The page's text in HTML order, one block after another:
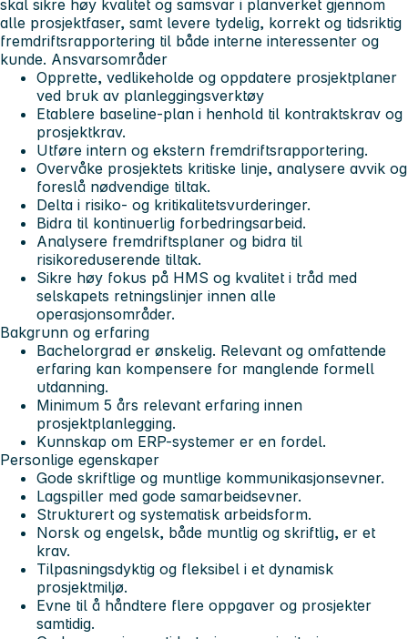
skal sikre høy kvalitet og samsvar i planverket gjennom
alle prosjektfaser, samt levere tydelig, korrekt og tidsriktig
fremdriftsrapportering til både interne interessenter og
kunde. Ansvarsområder
Opprette, vedlikeholde og oppdatere prosjektplaner
ved bruk av planleggingsverktøy
Etablere baseline-plan i henhold til kontraktskrav og
prosjektkrav.
Utføre intern og ekstern fremdriftsrapportering.
Overvåke prosjektets kritiske linje, analysere avvik og
foreslå nødvendige tiltak.
Delta i risiko- og kritikalitetsvurderinger.
Bidra til kontinuerlig forbedringsarbeid.
Analysere fremdriftsplaner og bidra til
risikoreduserende tiltak.
Sikre høy fokus på HMS og kvalitet i tråd med
selskapets retningslinjer innen alle
operasjonsområder.
Bakgrunn og erfaring
Bachelorgrad er ønskelig. Relevant og omfattende
erfaring kan kompensere for manglende formell
utdanning.
Minimum 5 års relevant erfaring innen
prosjektplanlegging.
Kunnskap om ERP-systemer er en fordel.
Personlige egenskaper
Gode skriftlige og muntlige kommunikasjonsevner.
Lagspiller med gode samarbeidsevner.
Strukturert og systematisk arbeidsform.
Norsk og engelsk, både muntlig og skriftlig, er et
krav.
Tilpasningsdyktig og fleksibel i et dynamisk
prosjektmiljø.
Evne til å håndtere flere oppgaver og prosjekter
samtidig.